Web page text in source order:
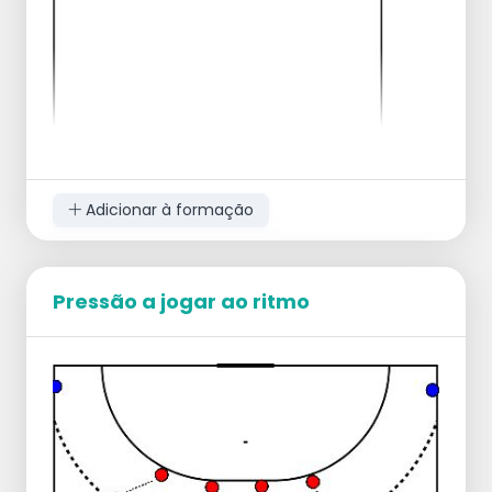
Coloca-se 1 jogador na posição de 1 metro,
da posição de 9 metros, de construção.
Coloca 3 peões no chão:
1 peão no centro a 2 metros da linha
dos 9 metros.
2 peões à esquerda e à direita na linha
dos 9 metros, a 3 metros do peão
Adicionar à formação
Pressão a jogar ao ritmo